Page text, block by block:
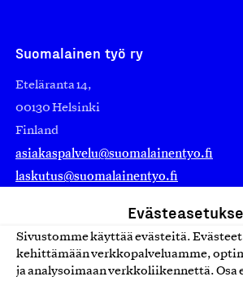
Sivustomme käyttää evästeitä.
kehittämään verkkopalveluamme,
ja analysoimaan verkkoliikennettä. Osa
Suomalainen työ ry
Eteläranta 14,
00130 Helsinki
Finland
asiakaspalvelu@suomalainentyo.fi
laskutus@suomalainentyo.fi
Avainlippu